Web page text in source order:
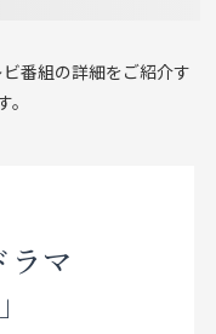
番組の詳細をご紹介す
マ